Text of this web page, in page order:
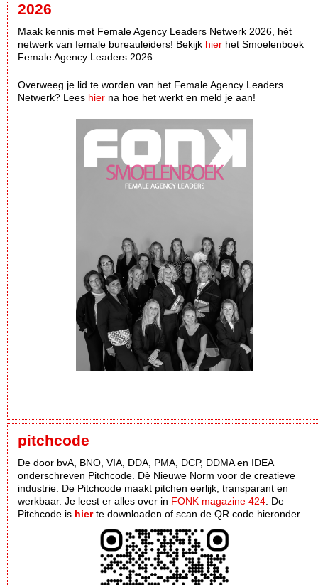
2026
Maak kennis met Female Agency Leaders Netwerk 2026, hèt
netwerk van female bureauleiders! Bekijk hier het Smoelenboek
Female Agency Leaders 2026.
Overweeg je lid te worden van het Female Agency Leaders
Netwerk? Lees hier na hoe het werkt en meld je aan!
pitchcode
De door bvA, BNO, VIA, DDA, PMA, DCP, DDMA en IDEA
onderschreven Pitchcode. Dè Nieuwe Norm voor de creatieve
industrie. De Pitchcode maakt pitchen eerlijk, transparant en
werkbaar. Je leest er alles over in FONK magazine 424 . De
Pitchcode is hierte downloaden of scan de QR code hieronder.